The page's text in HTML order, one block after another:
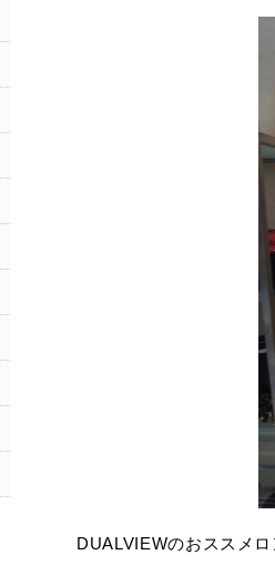
DUALVIEWのおススメ